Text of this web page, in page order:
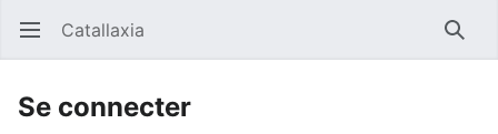
Ouvrir le menu principal Catallaxia
Se connecter